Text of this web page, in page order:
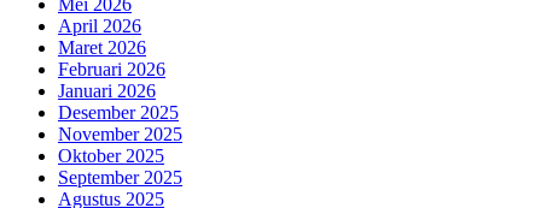
Mei 2026
April 2026
Maret 2026
Februari 2026
Januari 2026
Desember 2025
November 2025
Oktober 2025
September 2025
Agustus 2025